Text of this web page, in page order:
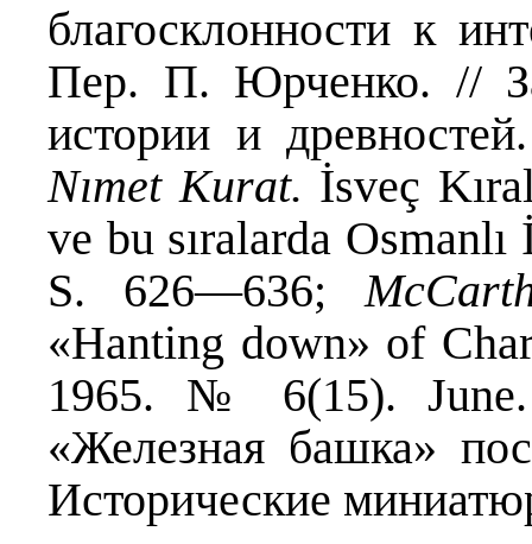
благосклонности к
Пер. П. Юрченко. //
истории и
Nımet Kurat. İsveç
ve bu sıralarda
S. 626—636;
«Hanting down» of
1965. № 6(15).
«Железная башка»
Исторические